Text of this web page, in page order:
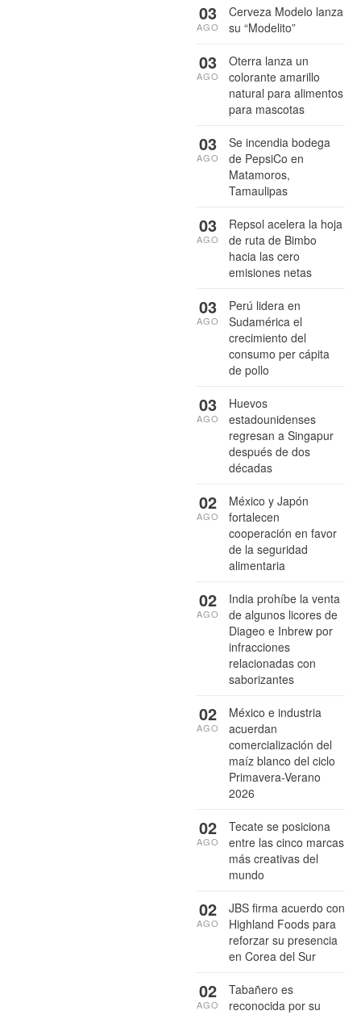
Cerveza Modelo lanza
su “Modelito”
03
AGO
Oterra lanza un
colorante amarillo
natural para alimentos
para mascotas
03
AGO
Se incendia bodega
de PepsiCo en
Matamoros,
Tamaulipas
03
AGO
Repsol acelera la hoja
de ruta de Bimbo
hacia las cero
emisiones netas
03
AGO
Perú lidera en
Sudamérica el
crecimiento del
consumo per cápita
de pollo
03
AGO
Huevos
estadounidenses
regresan a Singapur
después de dos
décadas
03
AGO
México y Japón
fortalecen
cooperación en favor
de la seguridad
alimentaria
02
AGO
India prohíbe la venta
de algunos licores de
Diageo e Inbrew por
infracciones
relacionadas con
saborizantes
02
AGO
México e industria
acuerdan
comercialización del
maíz blanco del ciclo
Primavera-Verano
2026
02
AGO
Tecate se posiciona
entre las cinco marcas
más creativas del
mundo
02
AGO
JBS firma acuerdo con
Highland Foods para
reforzar su presencia
en Corea del Sur
02
AGO
Tabañero es
reconocida por su
02
AGO